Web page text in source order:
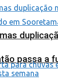
passa a